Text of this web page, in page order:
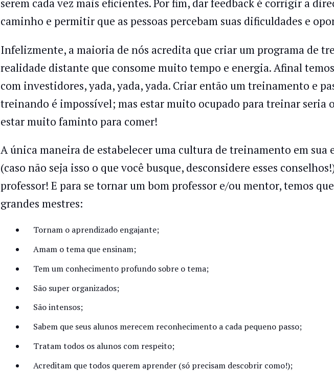
serem cada vez mais eficientes. Por fim, dar feedback é corrigir a
caminho e permitir que as pessoas percebam suas dificuldades e
Infelizmente, a maioria de nós acredita que criar um programa de
realidade distante que consome muito tempo e energia. Afinal
com investidores, yada, yada, yada. Criar então um treinamento e
treinando é impossível; mas estar muito ocupado para treinar seria
estar muito faminto para comer!
A única maneira de estabelecer uma cultura de treinamento em sua
(caso não seja isso o que você busque, desconsidere esses
professor! E para se tornar um bom professor e/ou mentor, temos
grandes mestres:
Tornam o aprendizado engajante;
Amam o tema que ensinam;
Tem um conhecimento profundo sobre o tema;
São super organizados;
São intensos;
Sabem que seus alunos merecem reconhecimento a cada pequeno passo;
Tratam todos os alunos com respeito;
Acreditam que todos querem aprender (só precisam descobrir como!);